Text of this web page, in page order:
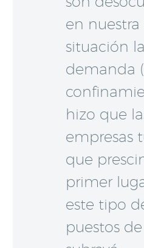
en nuestra
situación
demanda
hizo que
empresas
que
primer
este tipo
puestos